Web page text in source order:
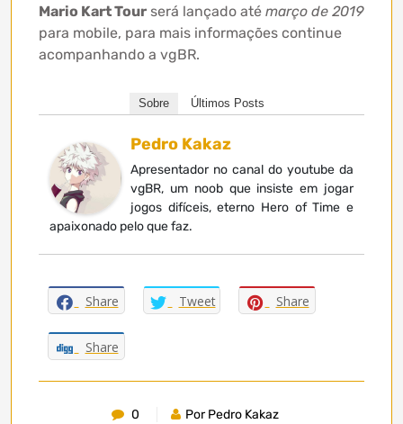
Mario Kart Tour será lançado até março de 2019
para mobile, para mais informações continue
acompanhando a vgBR.
Sobre Últimos Posts
Pedro Kakaz
Apresentador no canal do youtube da
vgBR, um noob que insiste em jogar
jogos difíceis, eterno Hero of Time e
apaixonado pelo que faz.
Share Tweet Share
Share
0
Por Pedro Kakaz